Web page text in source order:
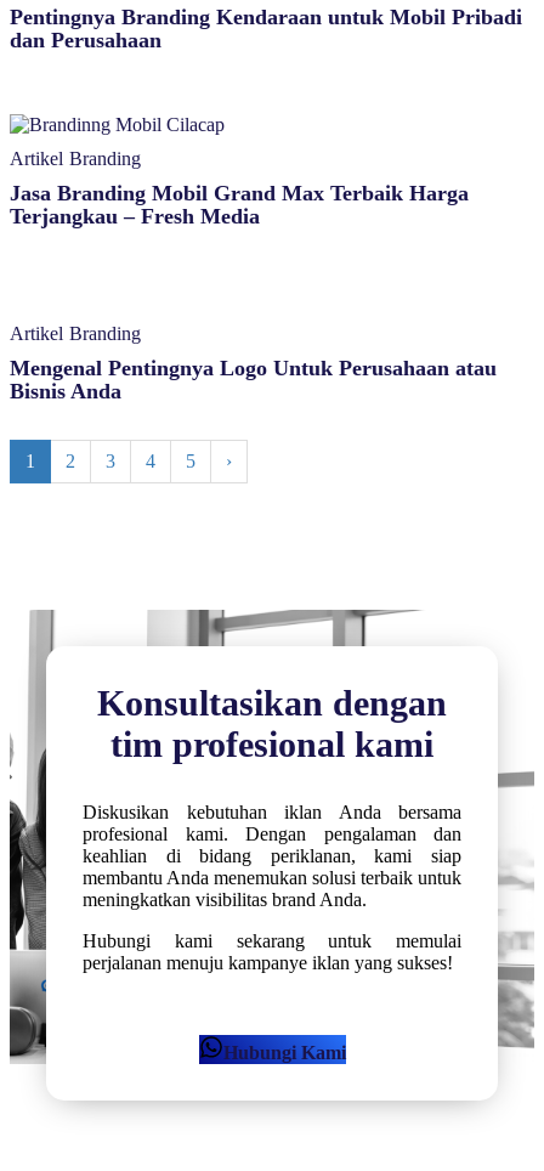
Pentingnya Branding Kendaraan untuk Mobil Pribadi
dan Perusahaan
Artikel Branding
Jasa Branding Mobil Grand Max Terbaik Harga
Terjangkau – Fresh Media
Artikel Branding
Mengenal Pentingnya Logo Untuk Perusahaan atau
Bisnis Anda
1 2 3 4 5 ›
Konsultasikan dengan
tim profesional kami
Diskusikan kebutuhan iklan Anda bersama
profesional kami. Dengan pengalaman dan
keahlian di bidang periklanan, kami siap
membantu Anda menemukan solusi terbaik untuk
meningkatkan visibilitas brand Anda.
Hubungi kami sekarang untuk memulai
perjalanan menuju kampanye iklan yang sukses!
Hubungi Kami